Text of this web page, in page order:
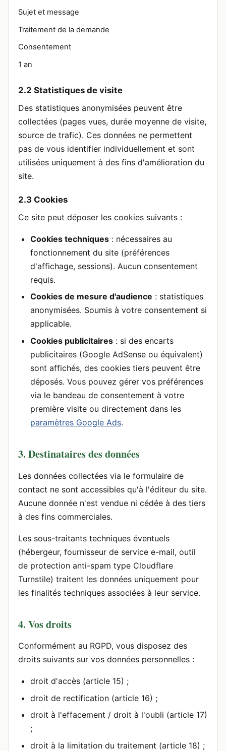
Sujet et message
Traitement de la demande
Consentement
1 an
2.2 Statistiques de visite
Des statistiques anonymisées peuvent être
collectées (pages vues, durée moyenne de visite,
source de trafic). Ces données ne permettent
pas de vous identifier individuellement et sont
utilisées uniquement à des fins d'amélioration du
site.
2.3 Cookies
Ce site peut déposer les cookies suivants :
Cookies techniques : nécessaires au
fonctionnement du site (préférences
d'affichage, sessions). Aucun consentement
requis.
Cookies de mesure d'audience : statistiques
anonymisées. Soumis à votre consentement si
applicable.
Cookies publicitaires : si des encarts
publicitaires (Google AdSense ou équivalent)
sont affichés, des cookies tiers peuvent être
déposés. Vous pouvez gérer vos préférences
via le bandeau de consentement à votre
première visite ou directement dans les
paramètres Google Ads.
3. Destinataires des données
Les données collectées via le formulaire de
contact ne sont accessibles qu'à l'éditeur du site.
Aucune donnée n'est vendue ni cédée à des tiers
à des fins commerciales.
Les sous-traitants techniques éventuels
(hébergeur, fournisseur de service e-mail, outil
de protection anti-spam type Cloudflare
Turnstile) traitent les données uniquement pour
les finalités techniques associées à leur service.
4. Vos droits
Conformément au RGPD, vous disposez des
droits suivants sur vos données personnelles :
droit d'accès (article 15) ;
droit de rectification (article 16) ;
droit à l'effacement / droit à l'oubli (article 17)
;
droit à la limitation du traitement (article 18) ;